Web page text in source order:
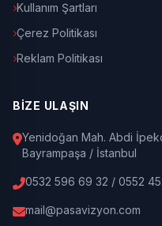
Kullanım Şartları
Çerez Politikası
Reklam Politikası
BİZE ULAŞIN
Yenidoğan Mah. Abdi
Bayrampaşa / İstanbul
0532 596 69 32 / 0552
mail@pasavizyon.com